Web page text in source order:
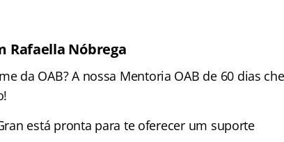
Rafaella Nóbrega
da OAB? A nossa Mentoria OAB de 60 dias
está pronta para te oferecer um suporte